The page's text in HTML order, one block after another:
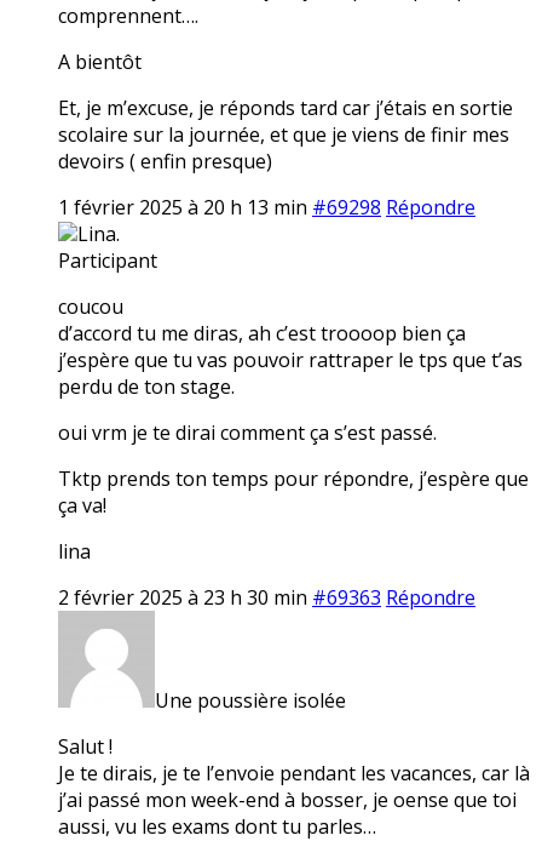
comprennent….
A bientôt
Et, je m’excuse, je réponds tard car j’étais en sortie
scolaire sur la journée, et que je viens de finir mes
devoirs ( enfin presque)
1 février 2025 à 20 h 13 min #69298 Répondre
Lina.
Participant
coucou
d’accord tu me diras, ah c’est troooop bien ça
j’espère que tu vas pouvoir rattraper le tps que t’as
perdu de ton stage.
oui vrm je te dirai comment ça s’est passé.
Tktp prends ton temps pour répondre, j’espère que
ça va!
lina
2 février 2025 à 23 h 30 min #69363 Répondre
Une poussière isolée
Salut !
Je te dirais, je te l’envoie pendant les vacances, car là
j’ai passé mon week-end à bosser, je oense que toi
aussi, vu les exams dont tu parles…